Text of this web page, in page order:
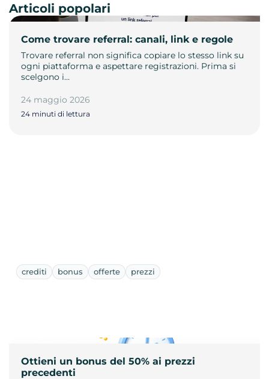
Come trovare referral: canali, link e regole
Trovare referral non significa copiare lo stesso link su
ogni piattaforma e aspettare registrazioni. Prima si
scelgono i…
24 maggio 2026
24 minuti di lettura
Articoli popolari
crediti bonus offerte prezzi
Ottieni un bonus del 50% ai prezzi
precedenti